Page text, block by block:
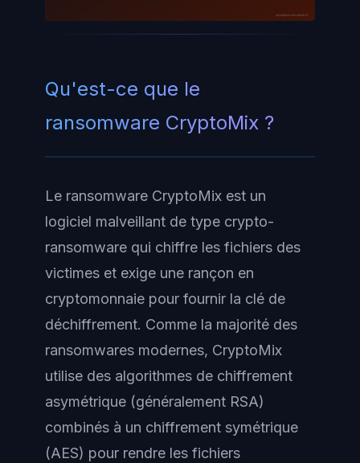
ayinedjimi-consultants.fr
Qu'est-ce que le
ransomware CryptoMix ?
Le ransomware CryptoMix est un
logiciel malveillant de type crypto-
ransomware qui chiffre les fichiers des
victimes et exige une rançon en
cryptomonnaie pour fournir la clé de
déchiffrement. Comme la majorité des
ransomwares modernes, CryptoMix
utilise des algorithmes de chiffrement
asymétrique (généralement RSA)
combinés à un chiffrement symétrique
(AES) pour rendre les fichiers